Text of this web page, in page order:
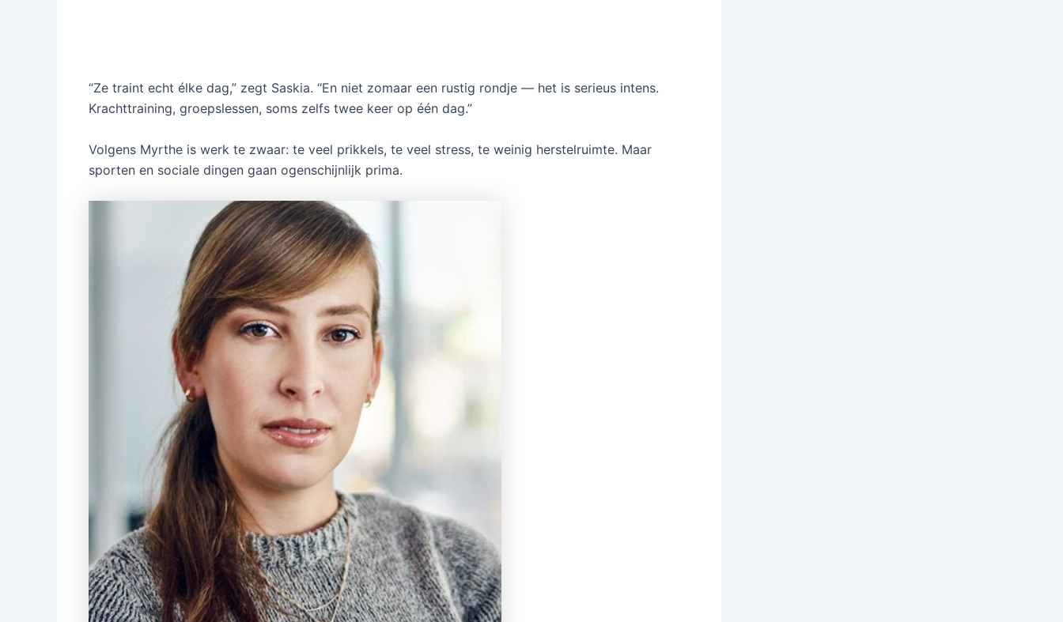
“Ze traint echt élke dag,” zegt Saskia. “En niet zomaar een rustig rondje — het is serieus intens.
Krachttraining, groepslessen, soms zelfs twee keer op één dag.”
Volgens Myrthe is werk te zwaar: te veel prikkels, te veel stress, te weinig herstelruimte. Maar
sporten en sociale dingen gaan ogenschijnlijk prima.